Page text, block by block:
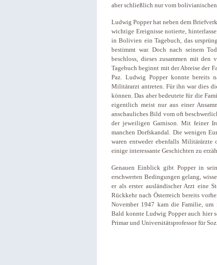
aber schließlich nur vom
Ludwig Popper hat neben dem
wichtige Ereignisse notierte,
in Bolivien ein Tagebuch, das
bestimmt war. Doch nach seinem
beschloss, dieses zusammen mit den
Tagebuch beginnt mit der Abreise der
Paz. Ludwig Popper konnte bereits
Militärarzt antreten. Für ihn war dies
können. Das aber bedeutete für die
eigentlich meist nur aus einer
anschauliches Bild vom oft
der jeweiligen Garnison. Mit feiner
manchen Dorfskandal. Die wenigen
waren entweder ebenfalls Militärärzte
einige interessante Geschichten zu
Genauen Einblick gibt Popper in
erschwerten Bedingungen gelang,
er als erster ausländischer Arzt eine
Rückkehr nach Österreich bereits
November 1947 kam die Familie,
Bald konnte Ludwig Popper auch hier
Primar und Universitätsprofessor für